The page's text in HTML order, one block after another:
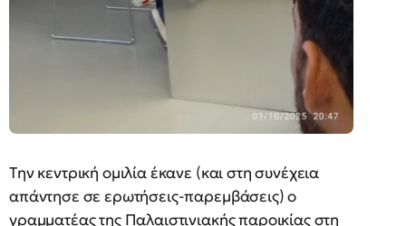
Tην κεντρική ομιλία έκανε (και στη συνέχεια
απάντησε σε ερωτήσεις-παρεμβάσεις) ο
γραμματέας της Παλαιστινιακής παροικίας στη